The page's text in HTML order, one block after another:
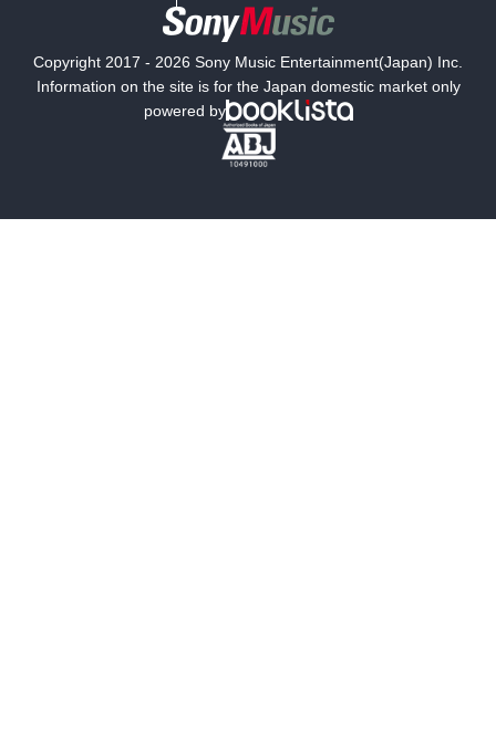
海外小説
ミステリー SF
文学
Copyright 2017 - 2026 Sony Music Entertainment(Japan) Inc.
Information on the site is for the Japan domestic market only
powered by